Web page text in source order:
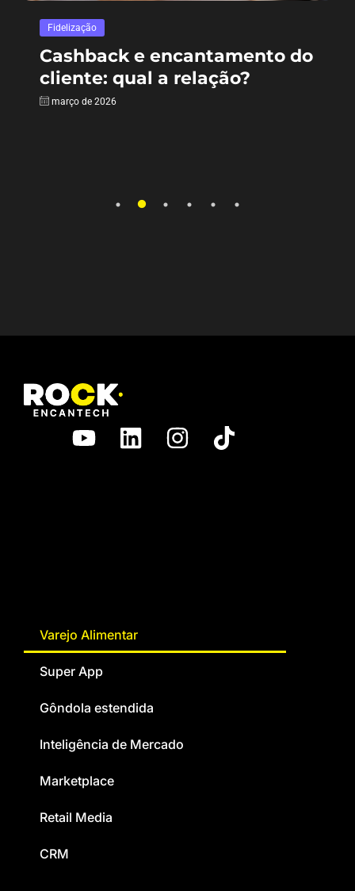
Fidelização
Cashback e encantamento do
cliente: qual a relação?
março de 2026
Varejo Alimentar
Super App
Gôndola estendida
Inteligência de Mercado
Marketplace
Retail Media
CRM